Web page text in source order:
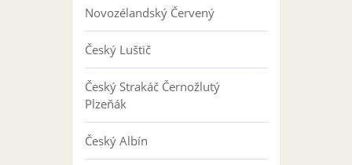
Novozélandský Červený
Český Luštič
Český Strakáč Černožlutý
Plzeňák
Český Albín